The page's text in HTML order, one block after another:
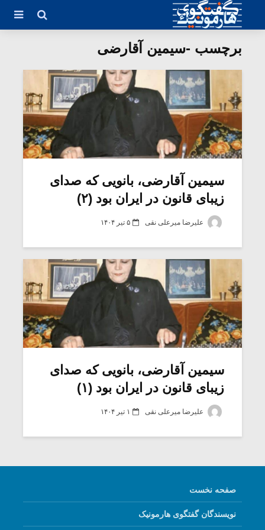
برچسب -سیمین آقارضی
سیمین آقارضی، بانویی که صدای
زیبای قانون در ایران بود (۲)
علیرضا میرعلی نقی ۵ تیر ۱۴۰۴
سیمین آقارضی، بانویی که صدای
زیبای قانون در ایران بود (۱)
علیرضا میرعلی نقی ۱ تیر ۱۴۰۴
صفحه نخست
نویسندگان گفتگوی هارمونیک